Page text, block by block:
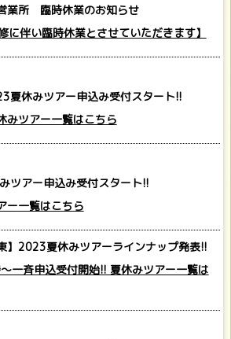
業所 臨時休業のお知らせ
に伴い臨時休業とさせていただきます】
夏休みツアー申込み受付スタート!!
ツアー一覧はこちら
ツアー申込み受付スタート!!
一覧はこちら
】2023夏休みツアーラインナップ発表!!
一斉申込受付開始!! 夏休みツアー一覧は